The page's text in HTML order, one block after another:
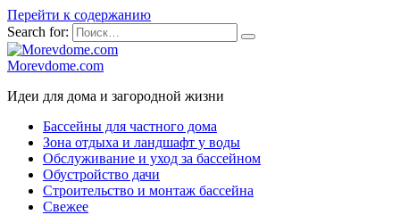
Перейти к содержанию
Search for:
Morevdome.com
Идеи для дома и загородной жизни
Бассейны для частного дома
Зона отдыха и ландшафт у воды
Обслуживание и уход за бассейном
Обустройство дачи
Строительство и монтаж бассейна
Свежее